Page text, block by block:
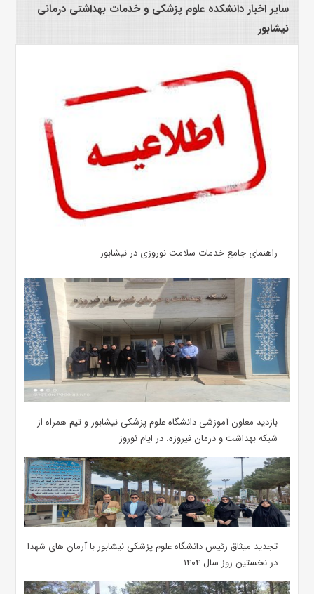
سایر اخبار دانشکده علوم پزشکی و خدمات بهداشتی درمانی
نیشابور
راهنمای جامع خدمات سلامت نوروزی در نیشابور
بازدید معاون آموزشی دانشگاه علوم پزشکی نیشابور و تیم همراه از
شبکه بهداشت و درمان فیروزه. در ایام نوروز
تجدید میثاق رئیس دانشگاه علوم پزشکی نیشابور با آرمان های شهدا
در نخستین روز سال ۱۴۰۴